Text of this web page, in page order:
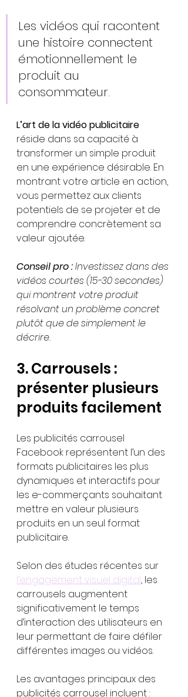
Les vidéos qui racontent
une histoire connectent
émotionnellement le
produit au
consommateur.
L’art de la vidéo publicitaire
réside dans sa capacité à
transformer un simple produit
en une expérience désirable. En
montrant votre article en action,
vous permettez aux clients
potentiels de se projeter et de
comprendre concrètement sa
valeur ajoutée.
Conseil pro :Investissez dans des
vidéos courtes (15-30 secondes)
qui montrent votre produit
résolvant un problème concret
plutôt que de simplement le
décrire.
3. Carrousels :
présenter plusieurs
produits facilement
Les publicités carrousel
Facebook représentent l’un des
formats publicitaires les plus
dynamiques et interactifs pour
les e-commerçants souhaitant
mettre en valeur plusieurs
produits en un seul format
publicitaire.
Selon des études récentes sur
l’engagement visuel digital, les
carrousels augmentent
significativement le temps
d’interaction des utilisateurs en
leur permettant de faire défiler
différentes images ou vidéos.
Les avantages principaux des
publicités carrousel incluent :